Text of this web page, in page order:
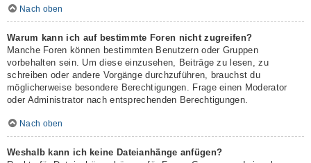
Nach oben
Warum kann ich auf bestimmte Foren nicht zugreifen?
Manche Foren können bestimmten Benutzern oder Gruppen
vorbehalten sein. Um diese einzusehen, Beiträge zu lesen, zu
schreiben oder andere Vorgänge durchzuführen, brauchst du
möglicherweise besondere Berechtigungen. Frage einen Moderator
oder Administrator nach entsprechenden Berechtigungen.
Nach oben
Weshalb kann ich keine Dateianhänge anfügen?